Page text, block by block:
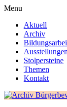
Menu
Aktuell
Archiv
Ausstellungen
Stolpersteine
Themen
Kontakt